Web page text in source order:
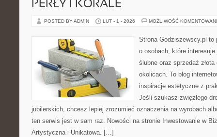
PERŁY I KORALE
POSTED BY ADMIN LUT - 1 - 2026 MOŻLIWOŚĆ
Strona Godziszewscy.pl to
o osobach, które
ślubne oraz sprzedaż
okolicach. To blog
inspiracje estetyczne z
Jeśli szukasz zwięzłego
jubilerskich, chcesz lepiej zrozumieć oznaczenia na wyrobach
ten serwis jest w sam raz. Nowości na stronie Inwestowanie w
Artystyczna i Unikatowa. […]